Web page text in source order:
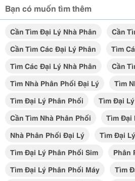
Bạn có muốn tìm thêm
Cần Tìm Đại Lý Nhà Phân
Cần
Cần Tìm Các Đại Lý Phân
Tìm
Tìm Các Đại Lý Nhà Phân
Cần
Tìm Nhà Phân Phối Đại Lý
Tìm
Tìm Đại Lý Phân Phối
Tìm Đại
Cần Tìm Nhà Phân Phối
Tìm Đại
Nhà Phân Phối Đại Lý
Tìm Đại Lý
Tìm Đại Lý Phân Phối Sim
Phân
Tìm Đại Lý Phân Phối Máy
Tìm